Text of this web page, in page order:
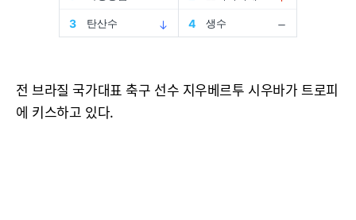
전 브라질 국가대표 축구 선수 지우베르투 시우바가 트로피
에 키스하고 있다.